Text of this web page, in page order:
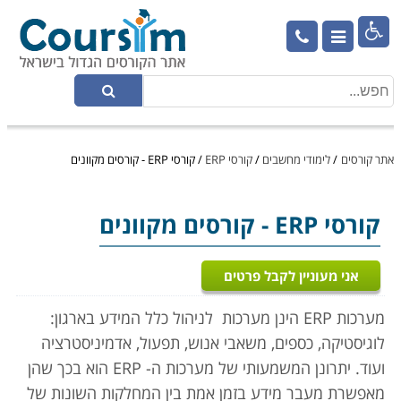

אתר קורסים /לימודי מחשבים /קורסי ERP /קורסי ERP - קורסים מקוונים
קורסי ERP - קורסים מקוונים
אני מעוניין לקבל פרטים
מערכות ERP הינן מערכות לניהול כלל המידע בארגון:
לוגיסטיקה, כספים, משאבי אנוש, תפעול, אדמיניסטרציה
ועוד. יתרונן המשמעותי של מערכות ה- ERP הוא בכך שהן
מאפשרת מעבר מידע בזמן אמת בין המחלקות השונות של